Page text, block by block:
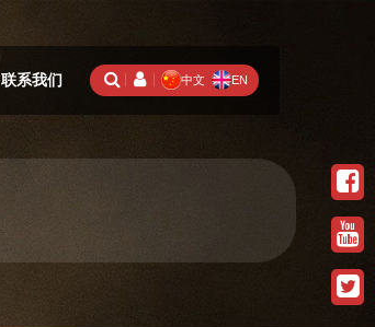
中文 EN
联系我们